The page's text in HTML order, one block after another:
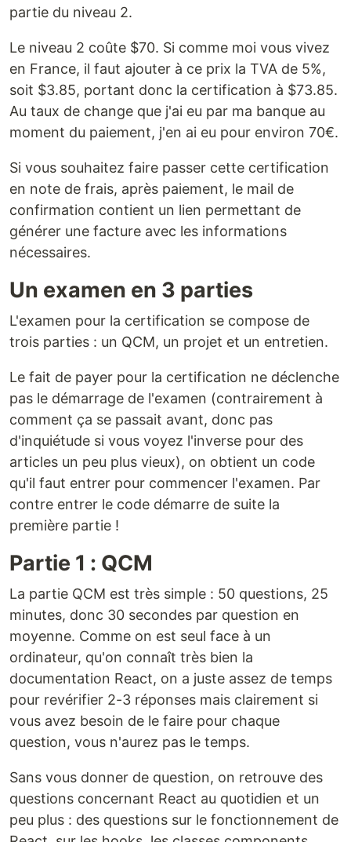
partie du niveau 2.
Le niveau 2 coûte $70. Si comme moi vous vivez
en France, il faut ajouter à ce prix la TVA de 5%,
soit $3.85, portant donc la certification à $73.85.
Au taux de change que j'ai eu par ma banque au
moment du paiement, j'en ai eu pour environ 70€.
Si vous souhaitez faire passer cette certification
en note de frais, après paiement, le mail de
confirmation contient un lien permettant de
générer une facture avec les informations
nécessaires.
Un examen en 3 parties
L'examen pour la certification se compose de
trois parties : un QCM, un projet et un entretien.
Le fait de payer pour la certification ne déclenche
pas le démarrage de l'examen (contrairement à
comment ça se passait avant, donc pas
d'inquiétude si vous voyez l'inverse pour des
articles un peu plus vieux), on obtient un code
qu'il faut entrer pour commencer l'examen. Par
contre entrer le code démarre de suite la
première partie !
Partie 1 : QCM
La partie QCM est très simple : 50 questions, 25
minutes, donc 30 secondes par question en
moyenne. Comme on est seul face à un
ordinateur, qu'on connaît très bien la
documentation React, on a juste assez de temps
pour revérifier 2-3 réponses mais clairement si
vous avez besoin de le faire pour chaque
question, vous n'aurez pas le temps.
Sans vous donner de question, on retrouve des
questions concernant React au quotidien et un
peu plus : des questions sur le fonctionnement de